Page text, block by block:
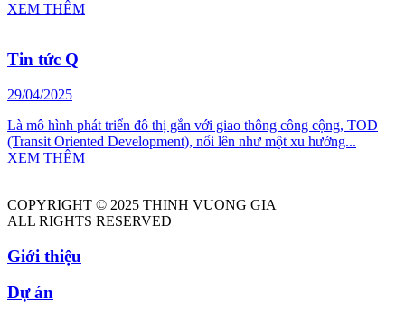
XEM THÊM
Tin tức Q
29/04/2025
Là mô hình phát triển đô thị gắn với giao thông công cộng, TOD
(Transit Oriented Development), nổi lên như một xu hướng...
XEM THÊM
COPYRIGHT © 2025 THINH VUONG GIA
ALL RIGHTS RESERVED
Giới thiệu
Dự án